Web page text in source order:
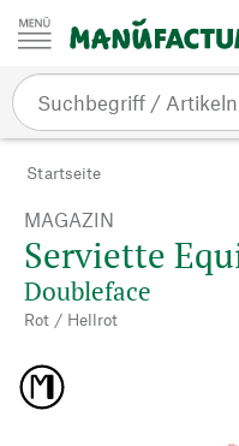
Zum Inhalt springen
Startseite
MAGAZIN
Serviette
Doubleface
Rot / Hellrot